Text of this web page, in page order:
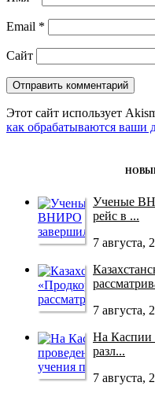
Email *
Сайт
Этот сайт использует
как обрабатываются ваши
Ученые
рейс в ...
7 августа,
7 августа,
На Каспии
разл...
7 августа,